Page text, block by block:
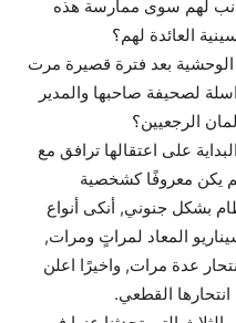
ذنب لهم سوى ممارسة هذه
العائدة لهم؟
الوحشية بعد فترة قصيرة مرت
لصحيفة صاحبها والمدير
الرجعيين؟
على اعتقالها ترافق مع
يكن معروفًا كشخصية
بشكل جنوني, أنكى أنواع
المعاد لمراتٍ ومرات,
عدة مرات, واخيرًا اعلن
القطعي.